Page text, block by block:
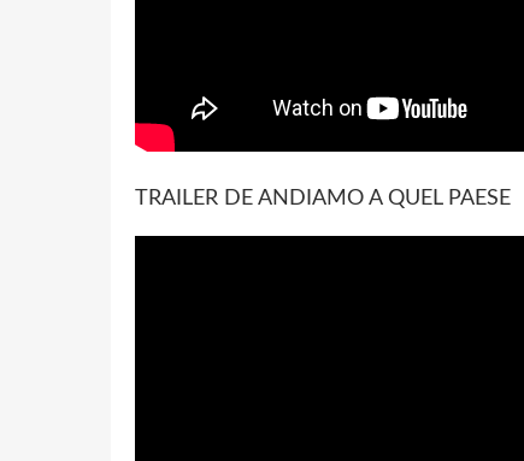
TRAILER DE ANDIAMO A QUEL PAESE